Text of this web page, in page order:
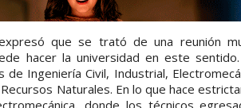
que se trató de una reunión
hacer la universidad en este
Ingeniería Civil, Industrial,
Naturales. En lo que hace
donde los técnicos